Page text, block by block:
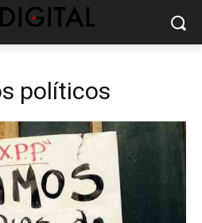
políticos